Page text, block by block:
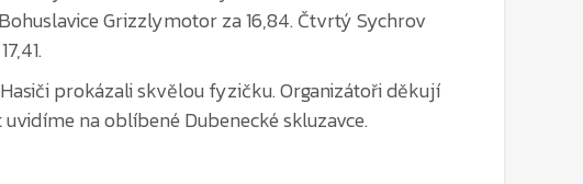
prokázali skvělou fyzičku. Organizátoři děkují
na oblíbené Dubenecké skluzavce.
liga-krasna-ves-2026